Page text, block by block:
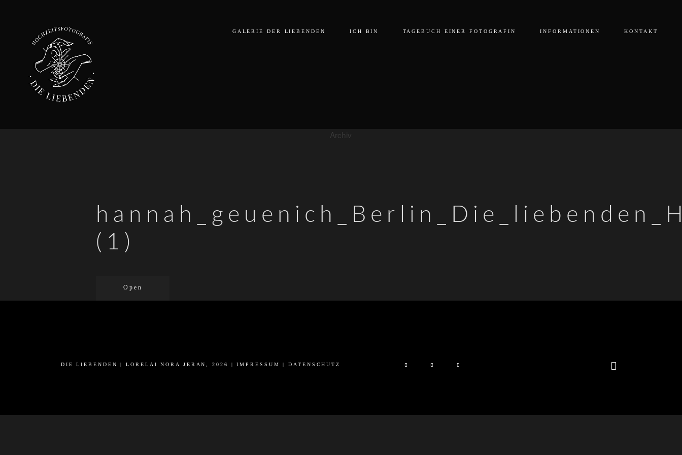
GALERIE DER LIEBENDEN ICH BIN TAGEBUCH EINER FOTOGRAFIN INFORMATIONEN KONTAKT
Archiv
(1)
Open
DIE LIEBENDEN | LORELAI NORA JERAN, 2026 |IMPRESSUM |DATENSCHUTZ